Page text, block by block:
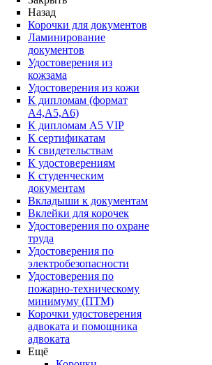
Назад
Корочки для документов
Ламинирование
документов
Удостоверения из
кожзама
Удостоверения из кожи
К дипломам (формат
А4,А5,А6)
К дипломам А5 VIP
К сертификатам
К свидетельствам
К удостоверениям
К студенческим
документам
Вкладыши к документам
Вклейки для корочек
Удостоверения по охране
труда
Удостоверения по
электробезопасности
Удостоверения по
пожарно-техническому
минимуму (ПТМ)
Корочки удостоверения
адвоката и помощника
адвоката
Ещё